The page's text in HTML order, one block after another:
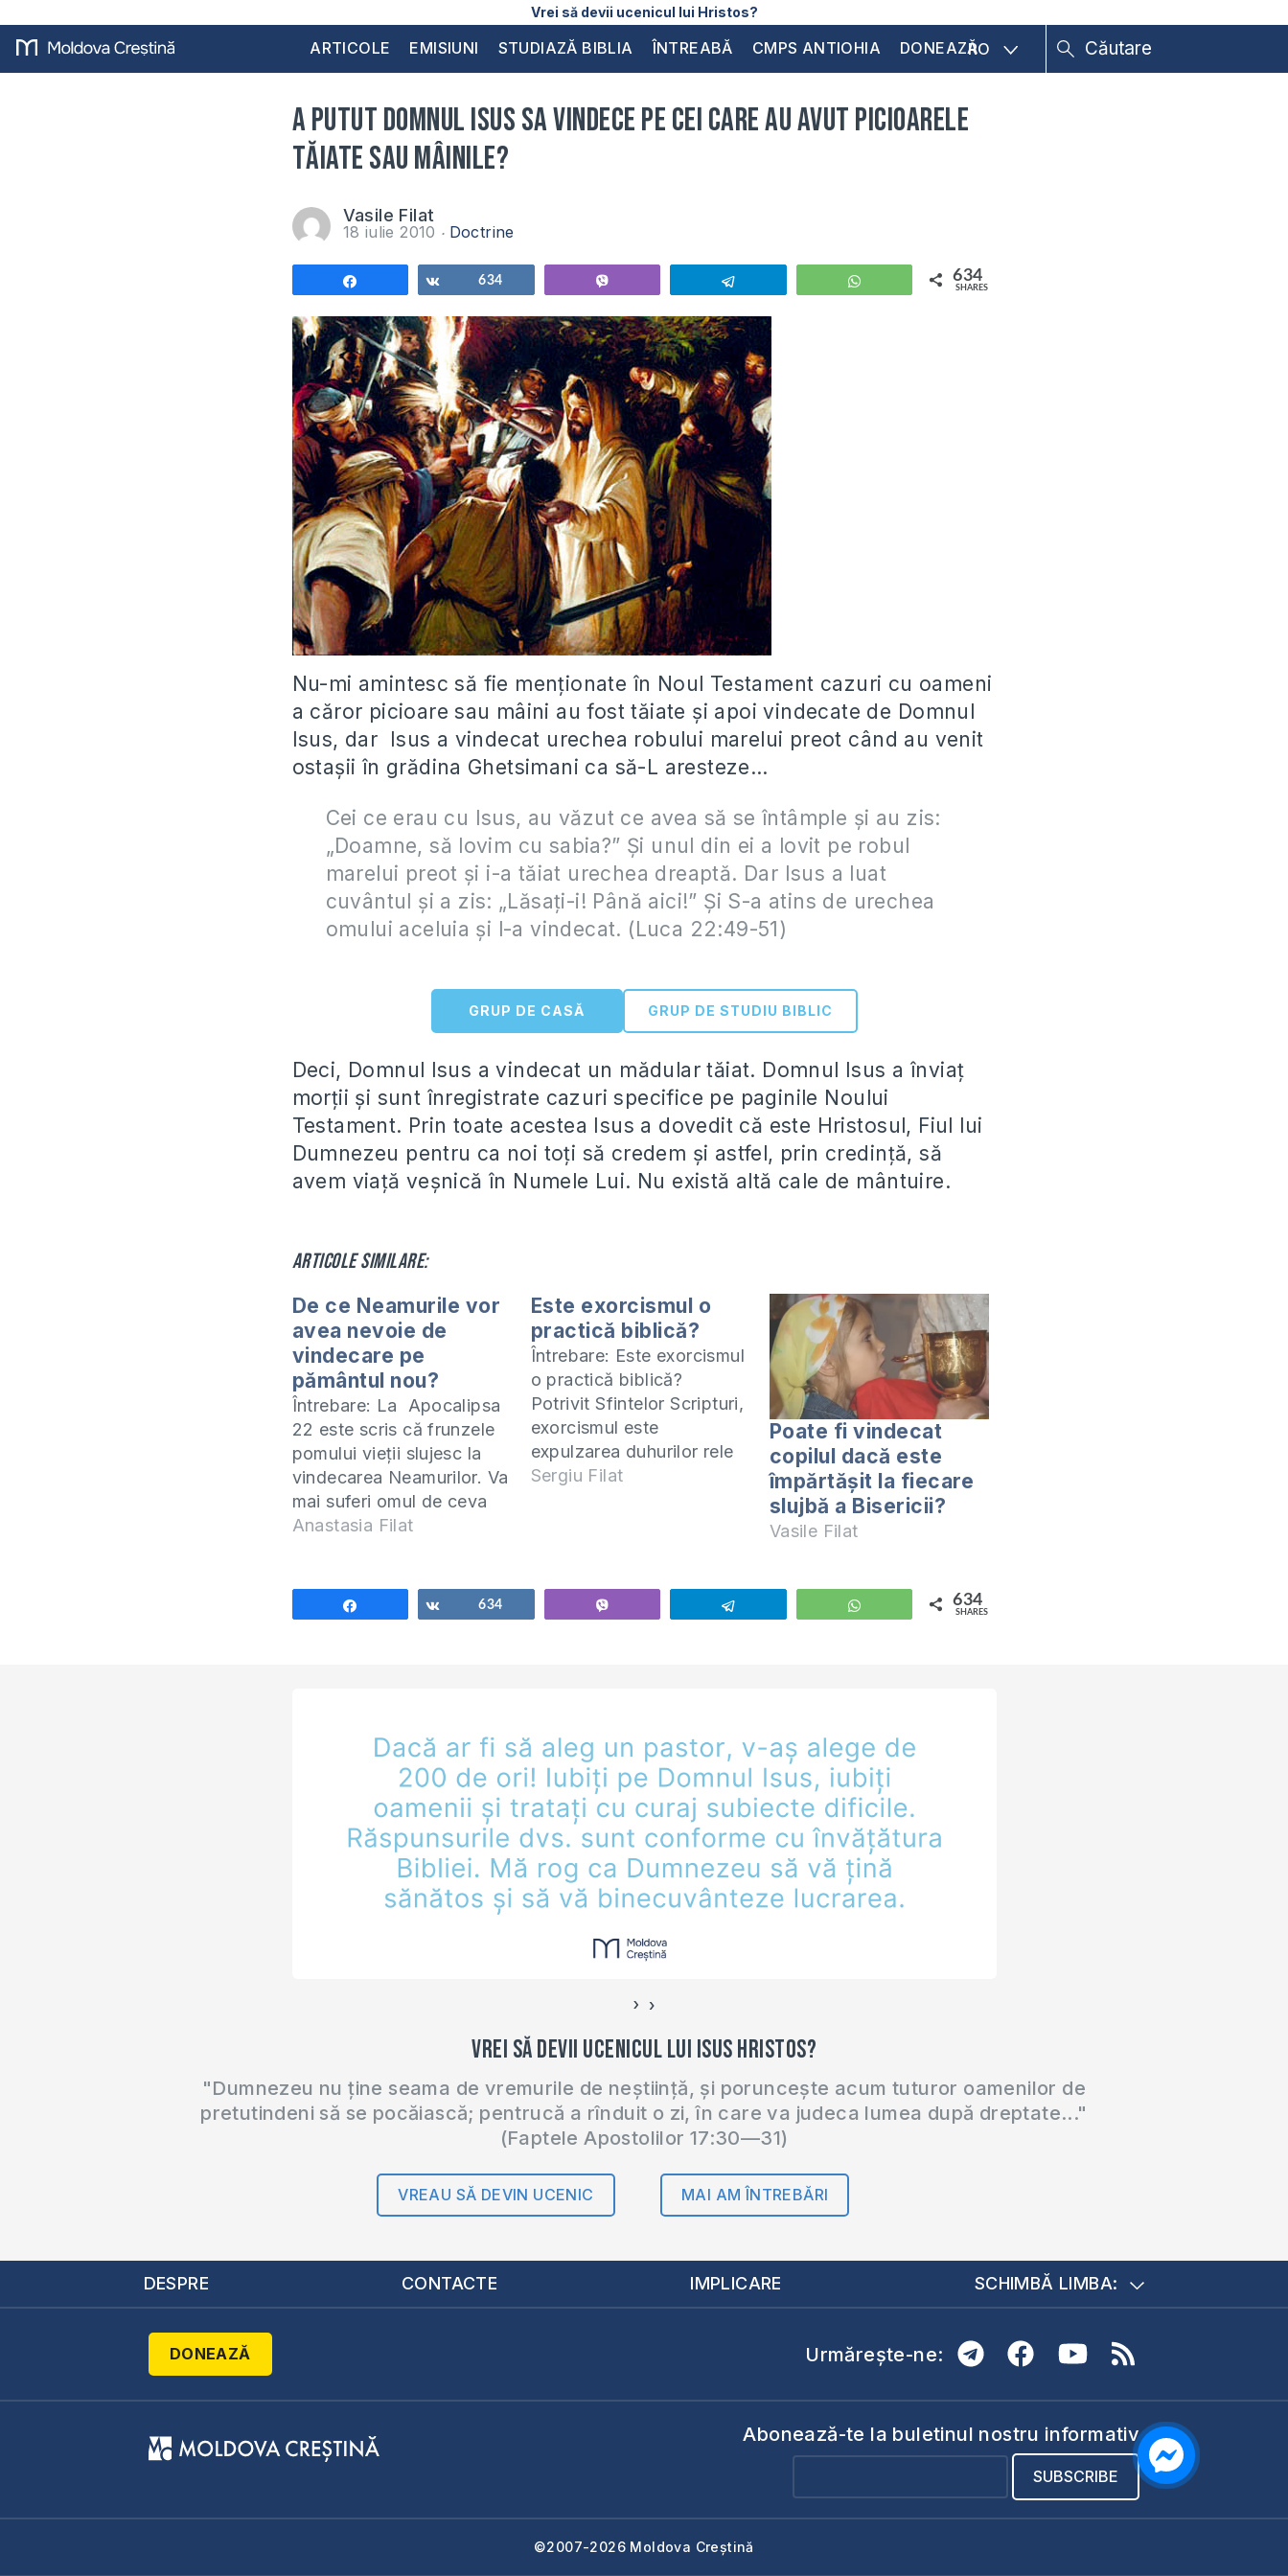
Vrei să devii ucenicul lui Hristos?
ARTICOLE EMISIUNI STUDIAZĂ BIBLIA ÎNTREABĂ CMPS ANTIOHIA DONEAZĂRO
A putut Domnul Isus sa vindece pe cei care au avut picioarele
tăiate sau mâinile?
Vasile Filat
18 iulie 2010 Doctrine
Share634 WhatsApp 634
SHARES
Nu-mi amintesc să fie menţionate în Noul Testament cazuri cu oameni
a căror picioare sau mâini au fost tăiate şi apoi vindecate de Domnul
Isus, dar Isus a vindecat urechea robului marelui preot când au venit
ostaşii în grădina Ghetsimani ca să-L aresteze…
Cei ce erau cu Isus, au văzut ce avea să se întâmple şi au zis:
„Doamne, să lovim cu sabia?” Şi unul din ei a lovit pe robul
marelui preot şi i-a tăiat urechea dreaptă. Dar Isus a luat
cuvântul şi a zis: „Lăsaţi-i! Până aici!” Şi S-a atins de urechea
omului aceluia şi l-a vindecat. (Luca 22:49-51)
GRUP DE CASĂ GRUP DE STUDIU BIBLIC
Deci, Domnul Isus a vindecat un mădular tăiat. Domnul Isus a înviaţ
morţii şi sunt înregistrate cazuri specifice pe paginile Noului
Testament. Prin toate acestea Isus a dovedit că este Hristosul, Fiul lui
Dumnezeu pentru ca noi toţi să credem şi astfel, prin credinţă, să
avem viaţă veşnică în Numele Lui. Nu există altă cale de mântuire.
Articole similare:
De ce Neamurile vor
avea nevoie de
vindecare pe
pământul nou?
Întrebare: La Apocalipsa
22 este scris că frunzele
pomului vieții slujesc la
vindecarea Neamurilor. Va
mai suferi omul de ceva
pe pământul nou? De ce
dispar pe pământul nou
și la ce se referă acest
Anastasia Filat
Este exorcismul o
practică biblică?
Întrebare: Este exorcismul
o practică biblică?
Potrivit Sfintelor Scripturi,
exorcismul este
expulzarea duhurilor rele
dintr-o persoană prin
folosită de Domnul Isus
Hristos, apoi transmisă
practică…
Sergiu Filat
Poate fi vindecat
copilul dacă este
împărtășit la fiecare
slujbă a Bisericii?
Vasile Filat
Share634 WhatsApp 634
SHARES
‹ ›
Vrei să devii ucenicul lui Isus Hristos?
"Dumnezeu nu ține seama de vremurile de neștiință, și poruncește acum tuturor oamenilor de
pretutindeni să se pocăiască; pentrucă a rînduit o zi, în care va judeca lumea după dreptate..."
(Faptele Apostolilor 17:30—31)
VREAU SĂ DEVIN UCENIC MAI AM ÎNTREBĂRI
DESPRE CONTACTE IMPLICARE SCHIMBĂ LIMBA:
DONEAZĂ Urmărește-ne:
Abonează-te la buletinul nostru informativ
©2007-2026 Moldova Creștină